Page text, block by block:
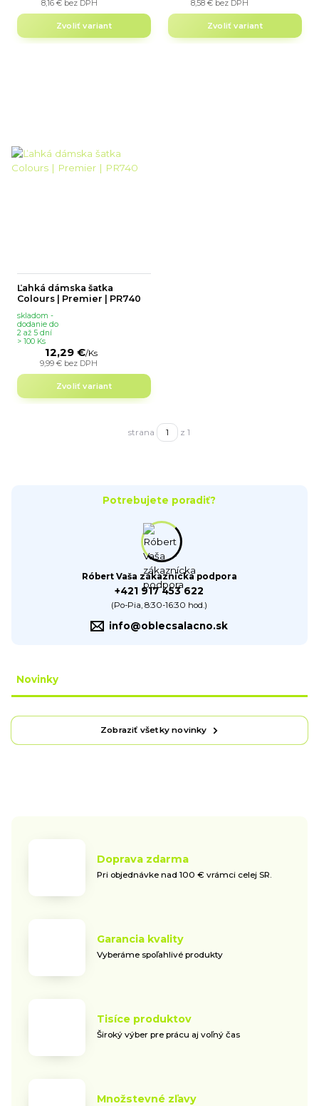
8,16 € bez DPH
Zvoliť variant
8,58 € bez DPH
Zvoliť variant
Ľahká dámska šatka
Colours | Premier | PR740
12,29 €/Ks
9,99 € bez DPH
skladom -
dodanie do
2 až 5 dní
> 100 Ks
Zvoliť variant
strana z 1
Potrebujete poradiť?
Róbert Vaša zákaznícka podpora
+421 917 453 622
(Po-Pia, 8:30-16:30 hod.)
info@oblecsalacno.sk
Novinky
Zobraziť všetky novinky
Doprava zdarma
Pri objednávke nad 100 € vrámci celej SR.
Garancia kvality
Vyberáme spoľahlivé produkty
Tisíce produktov
Široký výber pre prácu aj voľný čas
Množstevné zľavy